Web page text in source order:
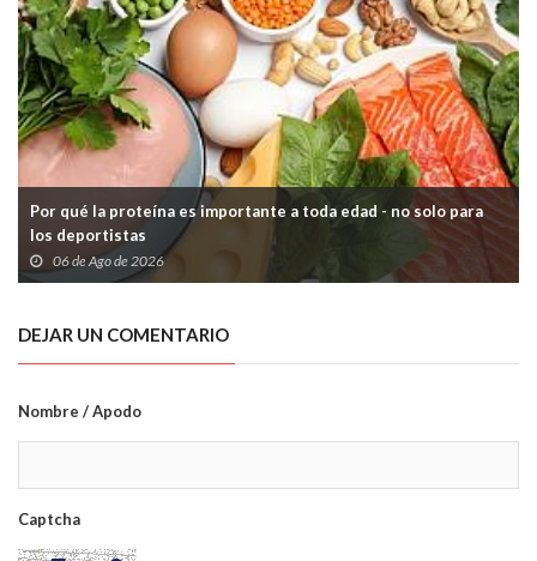
Por qué la proteína es importante a toda edad - no solo para
los deportistas
06 de Ago de 2026
DEJAR UN COMENTARIO
Nombre / Apodo
Captcha